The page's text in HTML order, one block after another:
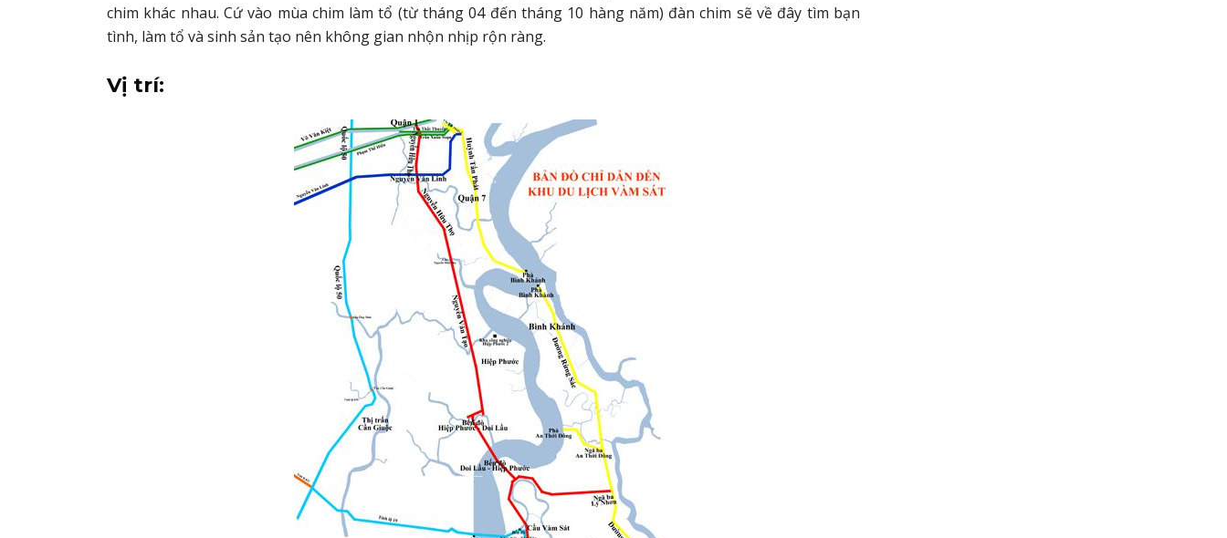
chim khác nhau. Cứ vào mùa chim làm tổ (từ tháng 04 đến tháng 10 hàng năm) đàn chim sẽ về đây tìm bạn
tình, làm tổ và sinh sản tạo nên không gian nhộn nhịp rộn ràng.
Vị trí: